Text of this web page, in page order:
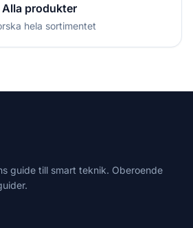
Alla produkter
hela sortimentet
guide till smart teknik. Oberoende